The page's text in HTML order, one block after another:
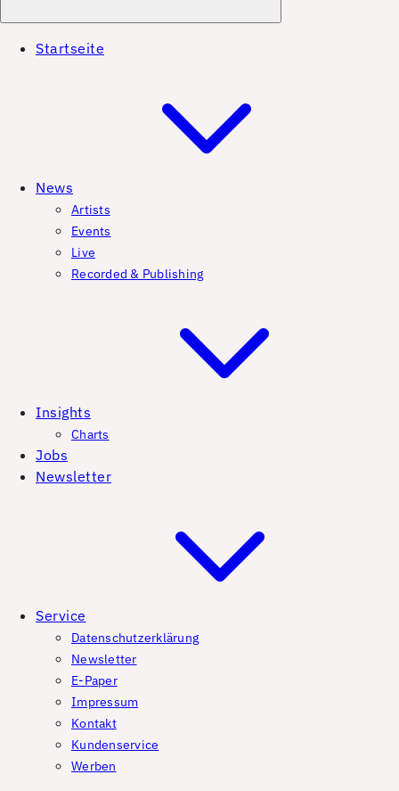
Startseite
News
Artists
Events
Live
Recorded & Publishing
Insights
Charts
Jobs
Newsletter
Service
Datenschutzerklärung
Newsletter
E-Paper
Impressum
Kontakt
Kundenservice
Werben